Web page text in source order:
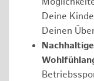
Deine
Deinen